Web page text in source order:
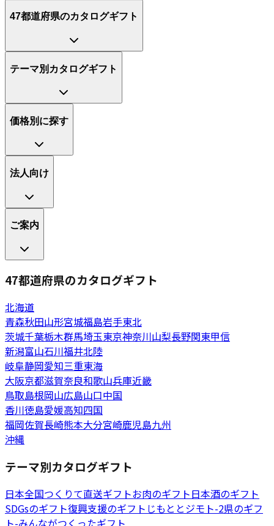
47都道府県のカタログギフト
テーマ別カタログギフト
価格別に探す
法人向け
ご案内
47都道府県のカタログギフト
北海道
青森秋田山形宮城福島岩手東北
茨城千葉栃木群馬埼玉東京神奈川山梨長野関東甲信
新潟富山石川福井北陸
岐阜静岡愛知三重東海
大阪京都滋賀奈良和歌山兵庫近畿
鳥取島根岡山広島山口中国
香川徳島愛媛高知四国
福岡佐賀長崎熊本大分宮崎鹿児島九州
沖縄
テーマ別カタログギフト
日本全国つくりて直送ギフトお肉のギフト日本酒のギフト
SDGsのギフト復興支援のギフト じもととジモト-2県のギフ
ト-みんながつくったギフト